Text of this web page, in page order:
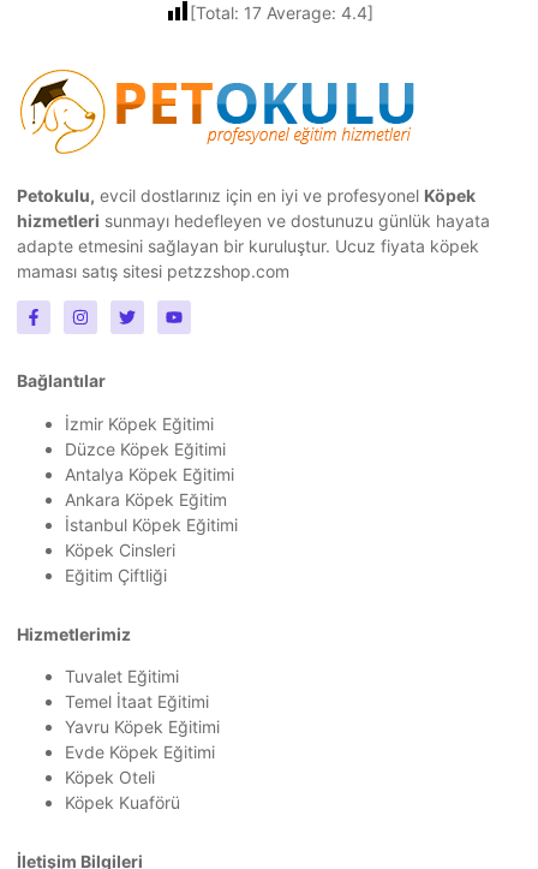
[Total: 17Average: 4.4]
Petokulu, evcil dostlarınız için en iyi ve profesyonel Köpek
hizmetleri sunmayı hedefleyen ve dostunuzu günlük hayata
adapte etmesini sağlayan bir kuruluştur. Ucuz fiyata köpek
maması satış sitesi petzzshop.com
Bağlantılar
İzmir Köpek Eğitimi
Düzce Köpek Eğitimi
Antalya Köpek Eğitimi
Ankara Köpek Eğitim
İstanbul Köpek Eğitimi
Köpek Cinsleri
Eğitim Çiftliği
Hizmetlerimiz
Tuvalet Eğitimi
Temel İtaat Eğitimi
Yavru Köpek Eğitimi
Evde Köpek Eğitimi
Köpek Oteli
Köpek Kuaförü
İletişim Bilgileri